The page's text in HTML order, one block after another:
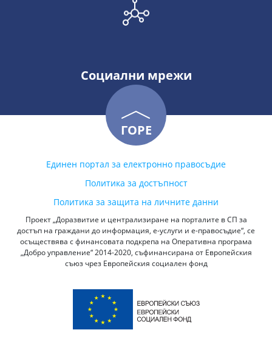
Социални мрежи
ГОРЕ
Единен портал за електронно правосъдие
Политика за достъпност
Политика за защита на личните данни
Проект „Доразвитие и централизиране на порталите в СП за
достъп на граждани до информация, е-услуги и е-правосъдие“, се
осъществява с финансовата подкрепа на Оперативна програма
„Добро управление“ 2014-2020, съфинансирана от Европейския
съюз чрез Европейския социален фонд